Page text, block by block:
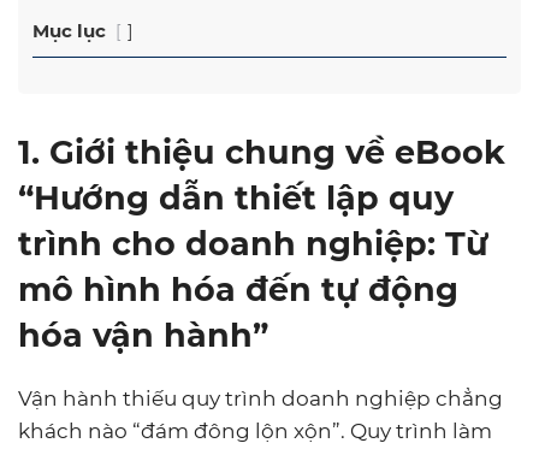
Mục lục
1. Giới thiệu chung về eBook
“Hướng dẫn thiết lập quy
trình cho doanh nghiệp: Từ
mô hình hóa đến tự động
hóa vận hành”
Vận hành thiếu quy trình doanh nghiệp chẳng
khách nào “đám đông lộn xộn”. Quy trình làm